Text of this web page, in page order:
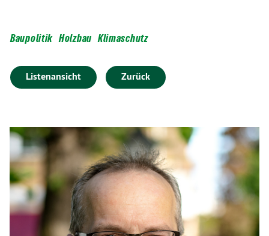
Baupolitik Holzbau Klimaschutz
Listenansicht Zurück